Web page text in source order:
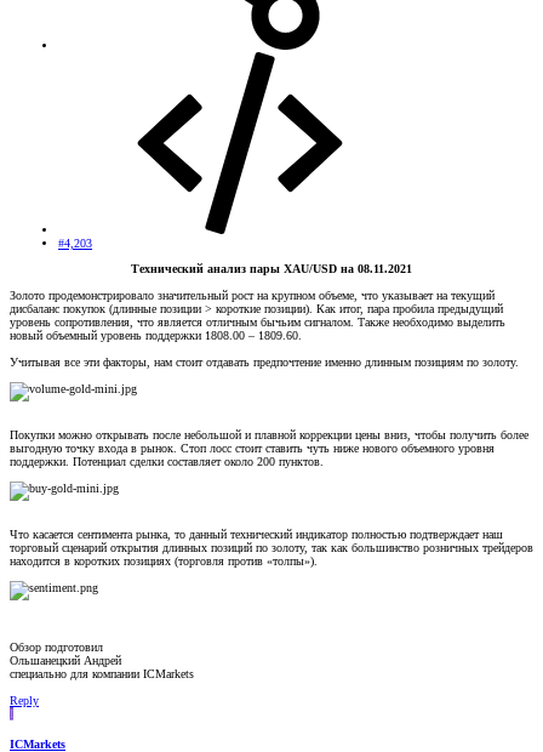
#4,203
Технический анализ пары XAU/USD на 08.11.2021
Золото продемонстрировало значительный рост на крупном объеме, что указывает на текущий
дисбаланс покупок (длинные позиции > короткие позиции). Как итог, пара пробила предыдущий
уровень сопротивления, что является отличным бычьим сигналом. Также необходимо выделить
новый объемный уровень поддержки 1808.00 – 1809.60.
Учитывая все эти факторы, нам стоит отдавать предпочтение именно длинным позициям по золоту.
Покупки можно открывать после небольшой и плавной коррекции цены вниз, чтобы получить более
выгодную точку входа в рынок. Стоп лосс стоит ставить чуть ниже нового объемного уровня
поддержки. Потенциал сделки составляет около 200 пунктов.
Что касается сентимента рынка, то данный технический индикатор полностью подтверждает наш
торговый сценарий открытия длинных позиций по золоту, так как большинство розничных трейдеров
находится в коротких позициях (торговля против «толпы»).
Обзор подготовил
Ольшанецкий Андрей
специально для компании ICMarkets
Reply
ICMarkets